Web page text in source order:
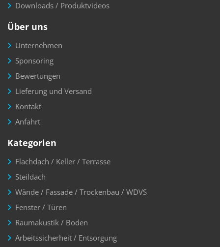
Downloads / Produktvideos
Über uns
Unternehmen
Sponsoring
Bewertungen
Lieferung und Versand
Kontakt
Anfahrt
Kategorien
Flachdach / Keller / Terrasse
Steildach
Wände / Fassade / Trockenbau / WDVS
Fenster / Türen
Raumakustik / Boden
Arbeitssicherheit / Entsorgung